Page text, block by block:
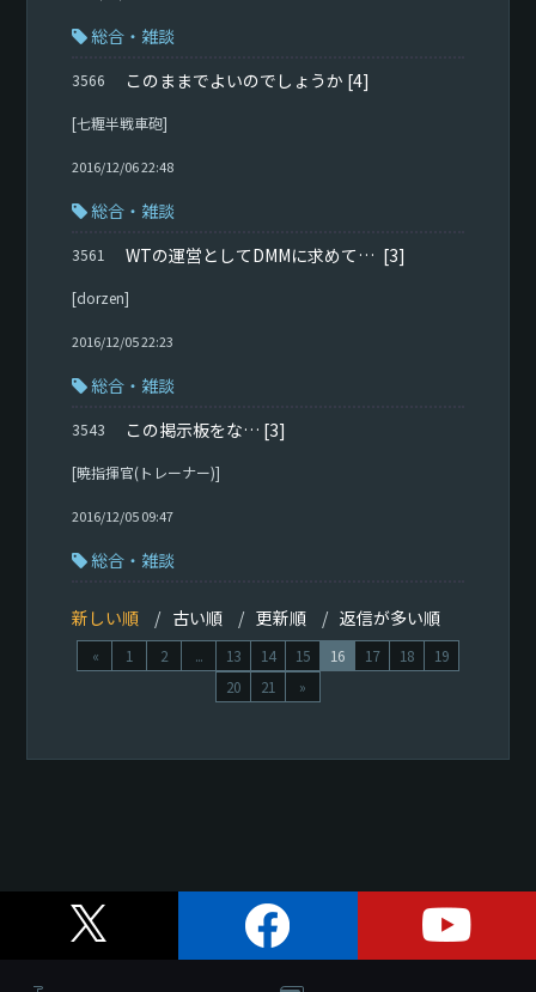
総合・雑談
3566 このままでよいのでしょうか [4]
[七糎半戦車砲]
2016/12/06 22:48
総合・雑談
3561 WTの運営としてDMMに求めていたのは [3]
[dorzen]
2016/12/05 22:23
総合・雑談
3543 この掲示板をな… [3]
[暁指揮官(トレーナー)]
2016/12/05 09:47
総合・雑談
新しい順 古い順 更新順 返信が多い順
« 1 2 ... 13 14 15 16 17 18
19
20
21 »